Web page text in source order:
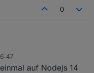
0
auf Nodejs 14